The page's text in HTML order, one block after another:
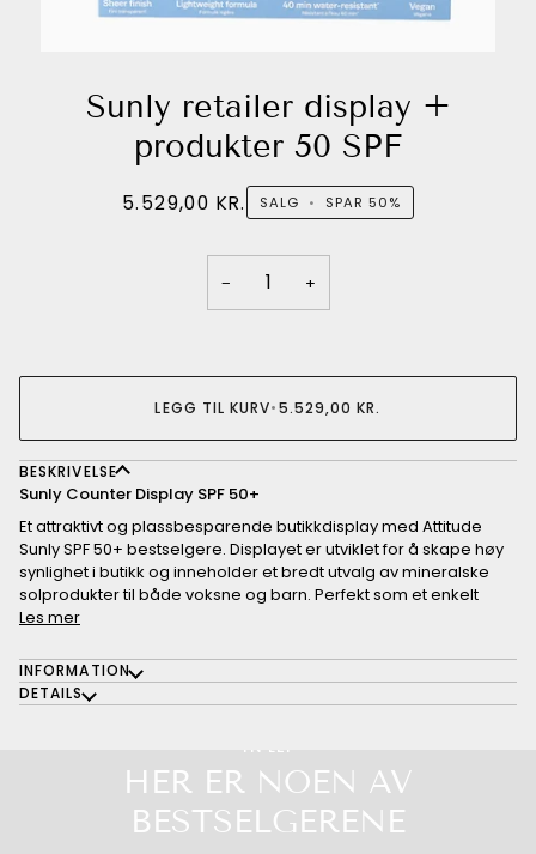
Sunly retailer display +
produkter 50 SPF
5.529,00 KR. SALG • SPAR 50%
− +
LEGG TIL KURV•5.529,00 KR.
BESKRIVELSE
Sunly Counter Display SPF 50+
Et attraktivt og plassbesparende butikkdisplay med Attitude
Sunly SPF 50+ bestselgere. Displayet er utviklet for å skape høy
synlighet i butikk og inneholder et bredt utvalg av mineralske
solprodukter til både voksne og barn. Perfekt som et enkelt
Les mer
INFORMATION
DETAILS
IN LEI
HER ER NOEN AV
BESTSELGERENE